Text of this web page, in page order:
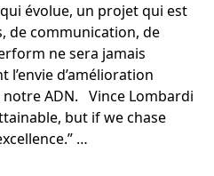
évolue, un projet qui est
de communication, de
ne sera jamais
d’amélioration
ADN. Vince Lombardi
but if we chase
…